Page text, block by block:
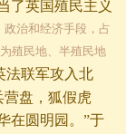
了英国殖民主义
治和经济手段，占
殖民地、半殖民地
法联军攻入北
盘，狐假虎
在圆明园。”于